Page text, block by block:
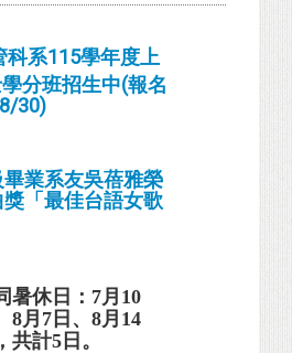
科系115學年度上
分班招生中(報名
30)
業系友吳蓓雅榮
「最佳台語女歌
暑休日： 7月 10
8月 7日 、 8月 14
，共計5日。